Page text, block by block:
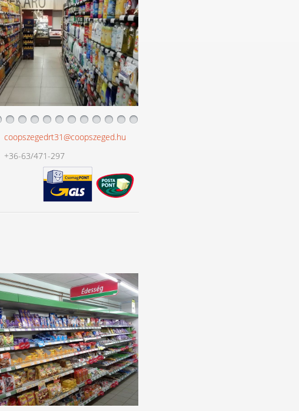
coopszegedrt31@coopszeged.hu
+36-63/471-297